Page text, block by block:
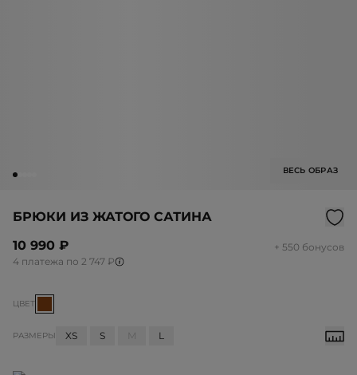
ВЕСЬ ОБРАЗ
БРЮКИ ИЗ ЖАТОГО САТИНА
10 990 ₽
+ 550 бонусов
4 платежа по 2 747 ₽
ЦВЕТ
РАЗМЕРЫ XS S M L